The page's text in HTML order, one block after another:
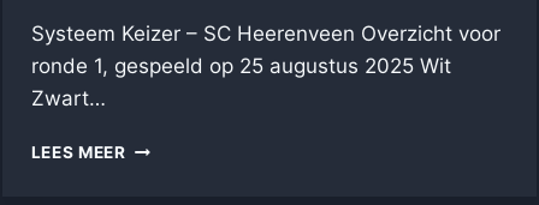
Systeem Keizer – SC Heerenveen Overzicht voor
ronde 1, gespeeld op 25 augustus 2025 Wit
Zwart…
LEES MEERUITSLAGEN